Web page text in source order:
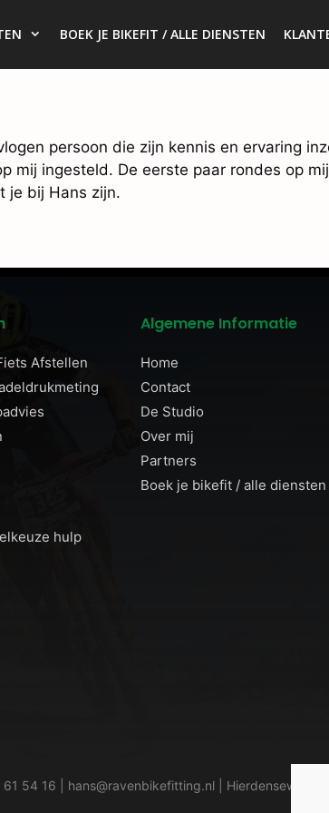
BOEK JE BIKEFIT / ALLE DIENSTEN
persoon die zijn kennis en ervaring
mij ingesteld. De eerste paar rondes op
je bij Hans zijn.
Afstellen
hulp
Algemene Informatie
Home
Contact
De Studio
Over mij
Partners
Boek je bikefit / alle diensten
54 16 hans@ravenbikefitting.nl | Hierdenseweg